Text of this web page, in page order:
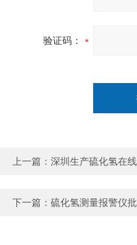
验证码：
上一篇： 深圳生产硫化氢在
下一篇： 硫化氢测量报警仪